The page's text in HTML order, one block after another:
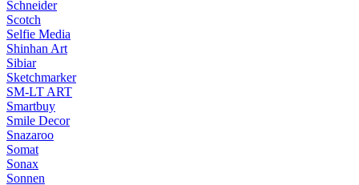
Schneider
Scotch
Selfie Media
Shinhan Art
Sibiar
Sketchmarker
SM-LT ART
Smartbuy
Smile Decor
Snazaroo
Somat
Sonax
Sonnen